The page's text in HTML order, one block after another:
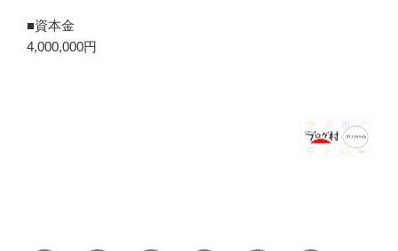
■資本金
4,000,000円